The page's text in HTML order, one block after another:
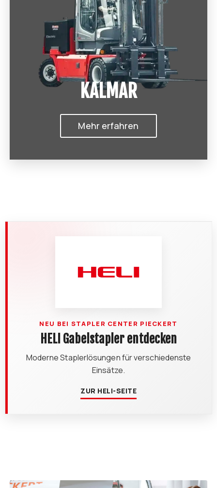
KALMAR
Mehr erfahren
NEU BEI STAPLER CENTER PIECKERT
HELI Gabelstapler entdecken
Moderne Staplerlösungen für verschiedenste
Einsätze.
ZUR HELI-SEITE